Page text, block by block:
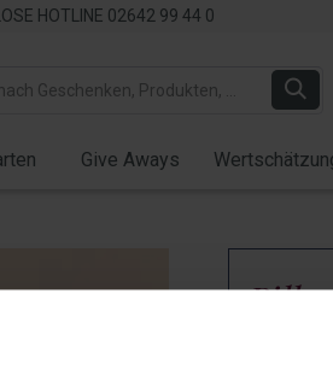
HOTLINE 02642 99 44 0
Give Aways